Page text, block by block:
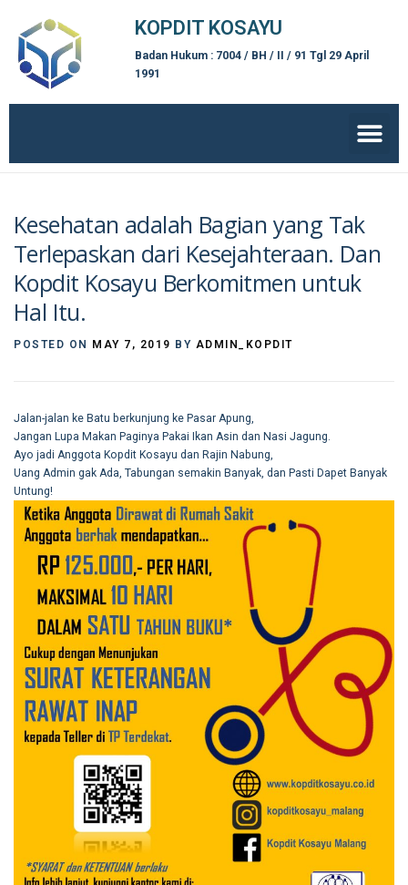
KOPDIT KOSAYU
Badan Hukum : 7004 / BH / II / 91 Tgl 29 April
1991
Kesehatan adalah Bagian yang Tak
Terlepaskan dari Kesejahteraan. Dan
Kopdit Kosayu Berkomitmen untuk
Hal Itu.
POSTED ON MAY 7, 2019 BY ADMIN_KOPDIT
Jalan-jalan ke Batu berkunjung ke Pasar Apung,
Jangan Lupa Makan Paginya Pakai Ikan Asin dan Nasi Jagung.
Ayo jadi Anggota Kopdit Kosayu dan Rajin Nabung,
Uang Admin gak Ada, Tabungan semakin Banyak, dan Pasti Dapet Banyak
Untung!